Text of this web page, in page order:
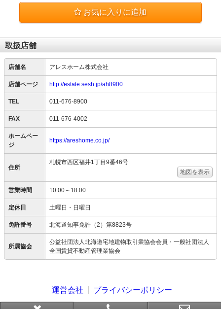
お気に入りに追加
取扱店舗
店舗名 アレスホーム株式会社
店舗ページ http://estate.sesh.jp/ah8900
TEL 011-676-8900
FAX 011-676-4002
ホームペー
ジ
https://areshome.co.jp/
住所
札幌市西区福井1丁目9番46号
地図を表示
営業時間 10:00～18:00
定休日 土曜日・日曜日
免許番号 北海道知事免許（2）第8823号
所属協会
公益社団法人北海道宅地建物取引業協会会員・一般社団法人
全国賃貸不動産管理業協会
運営会社 プライバシーポリシー